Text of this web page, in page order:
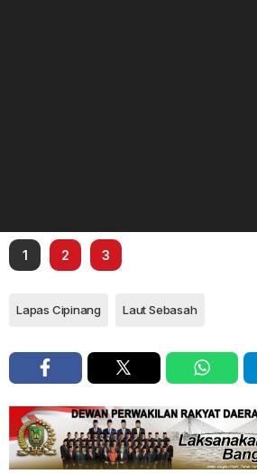
1 2 3
Lapas Cipinang Laut Sebasah